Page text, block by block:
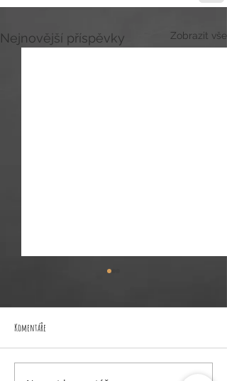
Nejnovější příspěvky Zobrazit vše
Ředitelské volno 11.-12.5.2026
Komentáře